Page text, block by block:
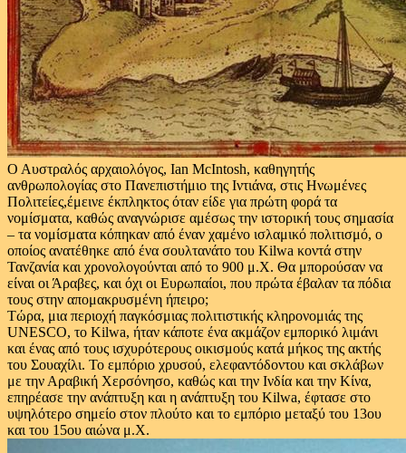
Ο Αυστραλός αρχαιολόγος, Ian McIntosh, καθηγητής
ανθρωπολογίας στο Πανεπιστήμιο της Ιντιάνα, στις Ηνωμένες
Πολιτείες,έμεινε έκπληκτος όταν είδε για πρώτη φορά τα
νομίσματα, καθώς αναγνώρισε αμέσως την ιστορική τους σημασία
– τα νομίσματα κόπηκαν από έναν χαμένο ισλαμικό πολιτισμό, ο
οποίος ανατέθηκε από ένα σουλτανάτο του Kilwa κοντά στην
Τανζανία και χρονολογούνται από το 900 μ.Χ. Θα μπορούσαν να
είναι οι Άραβες, και όχι οι Ευρωπαίοι, που πρώτα έβαλαν τα πόδια
τους στην απομακρυσμένη ήπειρο;
Τώρα, μια περιοχή παγκόσμιας πολιτιστικής κληρονομιάς της
UNESCO, το Kilwa, ήταν κάποτε ένα ακμάζον εμπορικό λιμάνι
και ένας από τους ισχυρότερους οικισμούς κατά μήκος της ακτής
του Σουαχίλι. Το εμπόριο χρυσού, ελεφαντόδοντου και σκλάβων
με την Αραβική Χερσόνησο, καθώς και την Ινδία και την Κίνα,
επηρέασε την ανάπτυξη και η ανάπτυξη του Kilwa, έφτασε στο
υψηλότερο σημείο στον πλούτο και το εμπόριο μεταξύ του 13ου
και του 15ου αιώνα μ.Χ.